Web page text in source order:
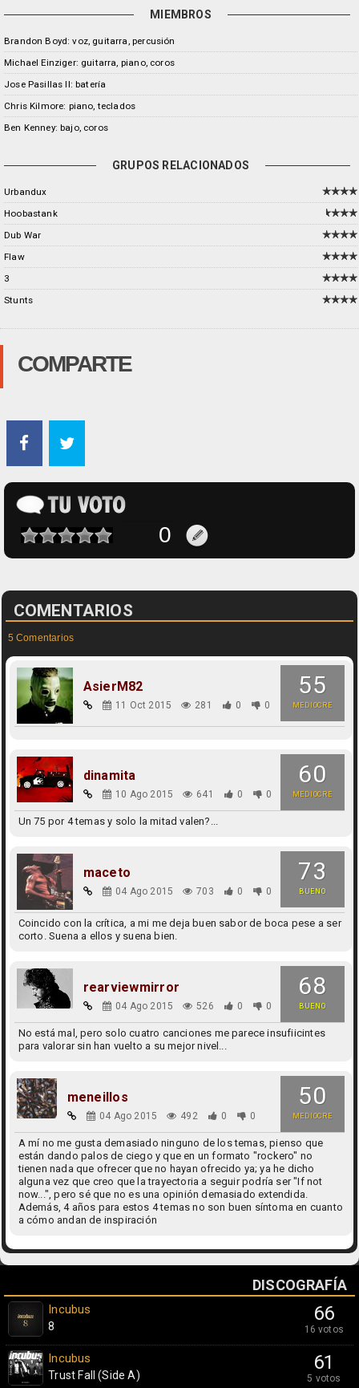
MIEMBROS
Brandon Boyd: voz, guitarra, percusión
Michael Einziger: guitarra, piano, coros
Jose Pasillas II: batería
Chris Kilmore: piano, teclados
Ben Kenney: bajo, coros
GRUPOS RELACIONADOS
Urbandux
Hoobastank
Dub War
Flaw
3
Stunts
COMPARTE
COMENTARIOS
5 Comentarios
55
MEDIOCRE
AsierM82
11 Oct 2015 281 0 0
60
MEDIOCRE
dinamita
10 Ago 2015 641 0 0
Un 75 por 4 temas y solo la mitad valen?...
73
BUENO
maceto
04 Ago 2015 703 0 0
Coincido con la crítica, a mi me deja buen sabor de boca pese a ser
corto. Suena a ellos y suena bien.
68
BUENO
rearviewmirror
04 Ago 2015 526 0 0
No está mal, pero solo cuatro canciones me parece insufiicintes
para valorar sin han vuelto a su mejor nivel...
50
MEDIOCRE
meneillos
04 Ago 2015 492 0 0
A mí no me gusta demasiado ninguno de los temas, pienso que
están dando palos de ciego y que en un formato "rockero" no
tienen nada que ofrecer que no hayan ofrecido ya; ya he dicho
alguna vez que creo que la trayectoria a seguir podría ser "If not
now...", pero sé que no es una opinión demasiado extendida.
Además, 4 años para estos 4 temas no son buen síntoma en cuanto
a cómo andan de inspiración
DISCOGRAFÍA
66
16 votos
Incubus
8
61
5 votos
Incubus
Trust Fall (Side A)